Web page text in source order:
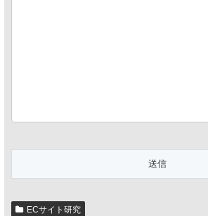
ECサイト研究